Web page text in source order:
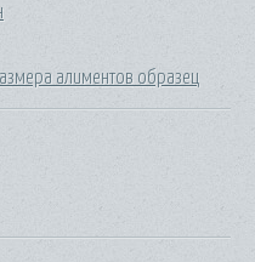
алиментов образец